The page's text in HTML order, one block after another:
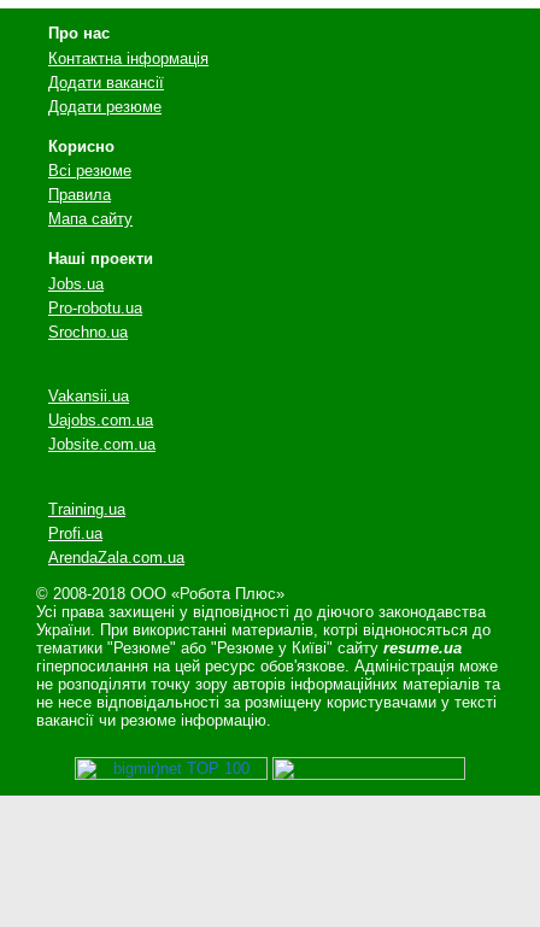
Про нас
Контактна інформація
Додати вакансії
Додати резюме
Корисно
Всі резюме
Правила
Мапа сайту
Наші проекти
Jobs.ua
Pro-robotu.ua
Srochno.ua
Vakansii.ua
Uajobs.com.ua
Jobsite.com.ua
Training.ua
Profi.ua
ArendaZala.com.ua
© 2008-2018 ООО «Робота Плюс»
Усі права захищені у відповідності до діючого законодавства
України. При використанні материалів, котрі відноносяться до
тематики "Резюме" або "Резюме у Київі" сайту resume.ua
гіперпосилання на цей ресурс обов'язкове. Адміністрація може
не розподіляти точку зору авторів інформаційних матеріалів та
не несе відповідальності за розміщену користувачами у тексті
вакансії чи резюме інформацію.